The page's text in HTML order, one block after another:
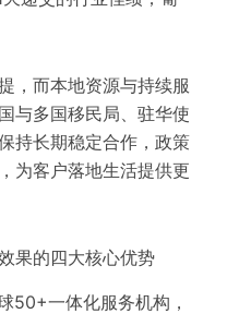
，而本地资源与持续服
与多国移民局、驻华使
持长期稳定合作，政策
为客户落地生活提供更
果的四大核心优势
50+一体化服务机构，